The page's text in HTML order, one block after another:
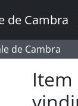
de Cambra
de Cambra
Item